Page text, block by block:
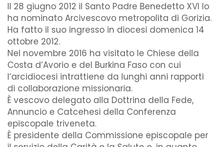
Il 28 giugno 2012 il Santo Padre Benedetto XVI lo
ha nominato Arcivescovo metropolita di Gorizia.
Ha fatto il suo ingresso in diocesi domenica 14
ottobre 2012.
Nel novembre 2016 ha visitato le Chiese della
Costa d’Avorio e del Burkina Faso con cui
l’arcidiocesi intrattiene da lunghi anni rapporti
di collaborazione missionaria.
È vescovo delegato alla Dottrina della Fede,
Annuncio e Catcehesi della Conferenza
episcopale triveneta.
È presidente della Commissione episcopale per